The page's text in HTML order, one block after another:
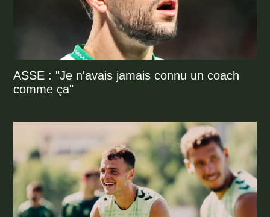
ASSE : "Je n'avais jamais connu un coach
comme ça"